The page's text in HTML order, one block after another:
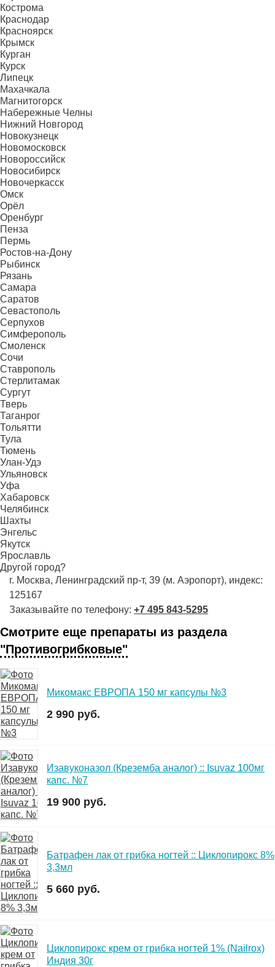
Кострома
Краснодар
Красноярск
Крымск
Курган
Курск
Липецк
Махачкала
Магнитогорск
Набережные Челны
Нижний Новгород
Новокузнецк
Новомосковск
Новороссийск
Новосибирск
Новочеркасск
Омск
Орёл
Оренбург
Пенза
Пермь
Ростов-на-Дону
Рыбинск
Рязань
Самара
Саратов
Севастополь
Серпухов
Симферополь
Смоленск
Сочи
Ставрополь
Стерлитамак
Сургут
Тверь
Таганрог
Тольятти
Тула
Тюмень
Улан-Удэ
Ульяновск
Уфа
Хабаровск
Челябинск
Шахты
Энгельс
Якутск
Ярославль
Другой город?
г. Москва, Ленинградский пр-т, 39 (м. Аэропорт), индекс:
125167
Заказывайте по телефону: +7 495 843-5295
Смотрите еще препараты из раздела
"Противогрибковые"
Микомакс ЕВРОПА 150 мг капсулы №3
2 990 руб.
Изавуконазол (Креземба аналог) :: Isuvaz 100мг
капс. №7
19 900 руб.
Батрафен лак от грибка ногтей :: Циклопирокс 8%
3,3мл
5 660 руб.
Циклопирокс крем от грибка ногтей 1% (Nailrox)
Индия 30г